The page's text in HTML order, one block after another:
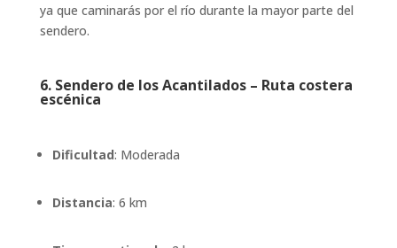
ya que caminarás por el río durante la mayor parte del
sendero.
6.Sendero de los Acantilados – Ruta costera
escénica
Dificultad: Moderada
Distancia: 6 km